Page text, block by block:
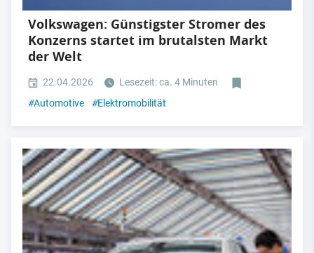
Volkswagen: Günstigster Stromer des
Konzerns startet im brutalsten Markt
der Welt
22.04.2026
Lesezeit: ca. 4 Minuten
#Automotive #Elektromobilität